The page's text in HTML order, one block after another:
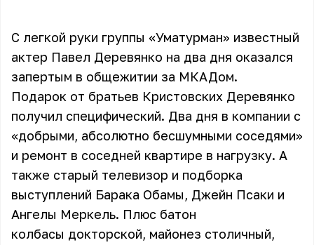
С легкой руки группы «Уматурман» известный
актер Павел Деревянко на два дня оказался
запертым в общежитии за МКАДом.
Подарок от братьев Кристовских Деревянко
получил специфический. Два дня в компании с
«добрыми, абсолютно бесшумными соседями»
и ремонт в соседней квартире в нагрузку. А
также старый телевизор и подборка
выступлений Барака Обамы, Джейн Псаки и
Ангелы Меркель. Плюс батон
колбасы докторской, майонез столичный,